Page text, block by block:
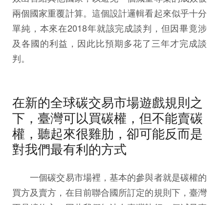
兩個國家重覆計算。這個設計邏輯看起來似乎十分
單純，本來在2018年就該完成談判，但因畢竟涉
及各國的利益，因此比預期多花了三年才完成談
判。
在新的全球碳交易市場遊戲規則之
下，臺灣可以買碳權，但不能賣碳
權，聽起來很雞肋，卻可能反而是
對我們最有利的方式
一個碳交易市場裡，基本的參與者就是碳權的
買方及賣方，在目前聯合國所訂定的規則下，臺灣